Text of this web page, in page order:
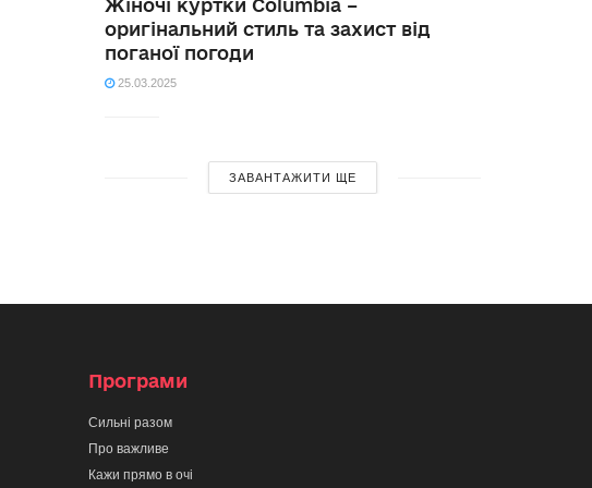
Жіночі куртки Columbia –
оригінальний стиль та захист від
поганої погоди
25.03.2025
ЗАВАНТАЖИТИ ЩЕ
Програми
Сильні разом
Про важливе
Кажи прямо в очі